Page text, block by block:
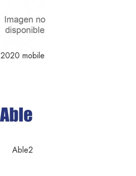
2020 mobile
Able2